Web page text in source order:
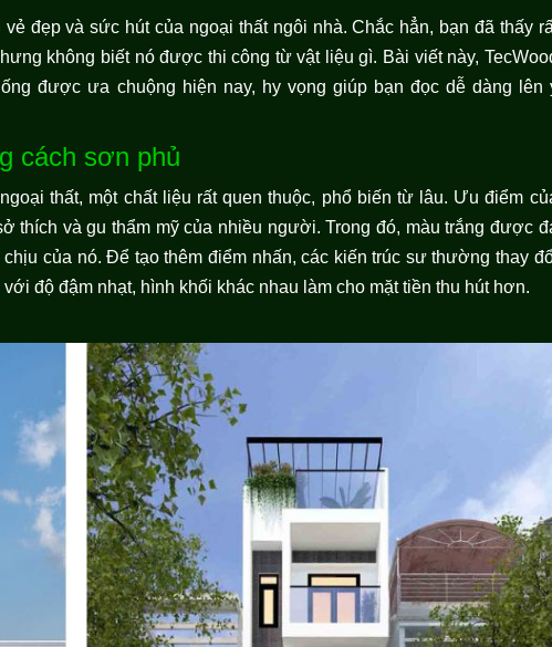
đẹp và sức hút của ngoại thất ngôi nhà. Chắc hẳn, bạn đã thấy
không biết nó được thi công từ vật liệu gì. Bài viết này,
được ưa chuộng hiện nay, hy vọng giúp bạn đọc dễ dàng lên
cách sơn phủ
thất, một chất liệu rất quen thuộc, phổ biến từ lâu. Ưu điểm
thích và gu thẩm mỹ của nhiều người. Trong đó, màu trắng được
của nó. Để tạo thêm điểm nhấn, các kiến trúc sư thường thay
độ đậm nhạt, hình khối khác nhau làm cho mặt tiền thu hút hơn.